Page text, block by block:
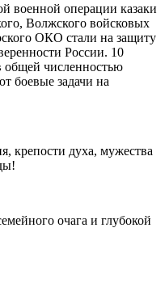
военной операции казаки
Волжского войсковых
ОКО стали на защиту
России. 10
общей численностью
боевые задачи на
крепости духа, мужества
очага и глубокой